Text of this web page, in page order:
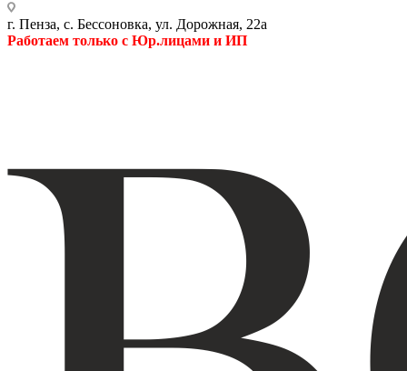
г. Пенза, с. Бессоновка, ул. Дорожная, 22а
Работаем только с Юр.лицами и ИП